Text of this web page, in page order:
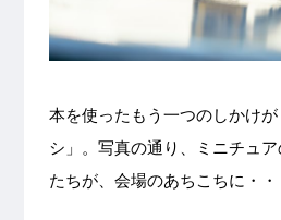
本を使ったもう一つのしかけ
シ」。写真の通り、ミニチュ
たちが、会場のあちこちに・・